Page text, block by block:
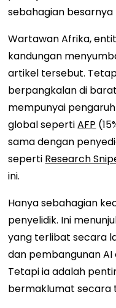
sebahagian besarnya
Wartawan Afrika,
kandungan
artikel tersebut.
berpangkalan di
mempunyai
global sepertiAFP
sama dengan
seperti Research
ini.
Hanya sebahagian
penyelidik. Ini
yang terlibat secara
dan pembangunan
Tetapi ia adalah
bermaklumat secara